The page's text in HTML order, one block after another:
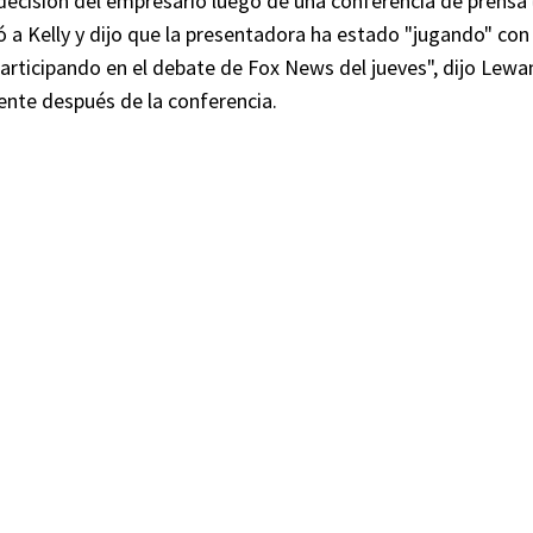
a Kelly y dijo que la presentadora ha estado "jugando" con
en el debate de Fox News del jueves", dijo
después de la conferencia.